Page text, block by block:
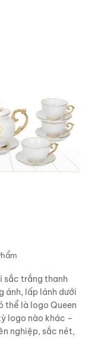
sắc trắng thanh
ánh, lấp lánh dưới
thể là logo Queen
logo nào khác –
nghiệp, sắc nét,